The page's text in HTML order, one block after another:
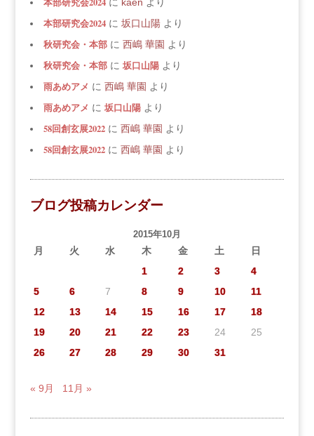
に kaen より
本部研究会2024に 坂口山陽より
秋研究会・本部に 西嶋 華園 より
秋研究会・本部に 坂口山陽より
雨あめアメ に 西嶋 華園 より
雨あめアメ に 坂口山陽より
58回創玄展2022に 西嶋 華園 より
58回創玄展2022に 西嶋 華園 より
ブログ投稿カレンダー
2015年10月
月 火 水 木 金 土
日
1
2 3
4
5
6 7 8 9 10
11
12
13 14 15 16 17
18
19
20 21 22 23 24
25
26
27 28 29 30 31
« 9月 11月 »